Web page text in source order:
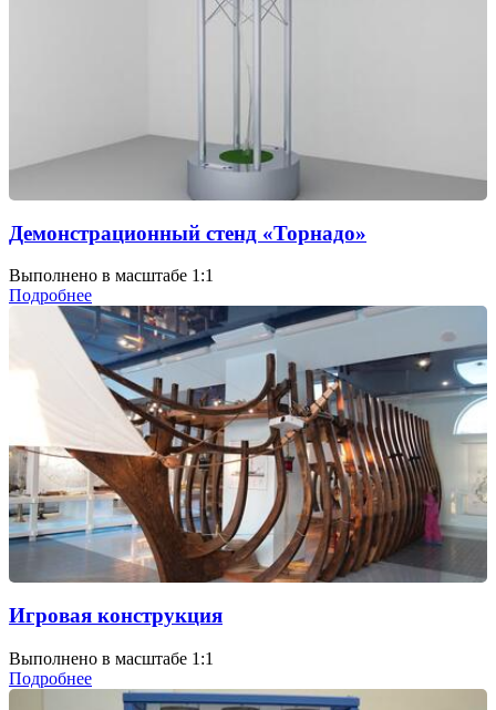
Демонстрационный стенд «Торнадо»
Выполнено в масштабе 1:1
Подробнее
Игровая конструкция
Выполнено в масштабе 1:1
Подробнее